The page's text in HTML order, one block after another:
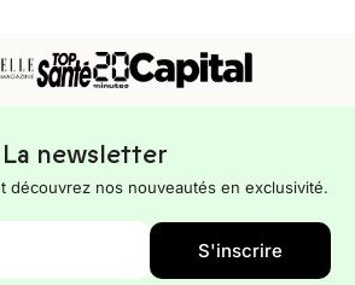
La newsletter
découvrez nos nouveautés en exclusivité.
S'inscrire